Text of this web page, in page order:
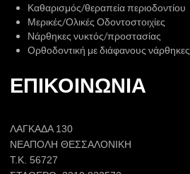
​Καθαρισμός/θεραπεία περιοδοντίου
​Μερικές/Ολικές Οδοντοστοιχίες
Νάρθηκες νυκτός/προστασίας
Ορθοδοντική με διάφανους νάρθηκες
ΕΠΙΚΟΙΝΩΝΙΑ
ΛΑΓΚΑΔΑ 130
ΝΕΑΠΟΛΗ ΘΕΣΣΑΛΟΝΙΚΗ
Τ.Κ. 56727